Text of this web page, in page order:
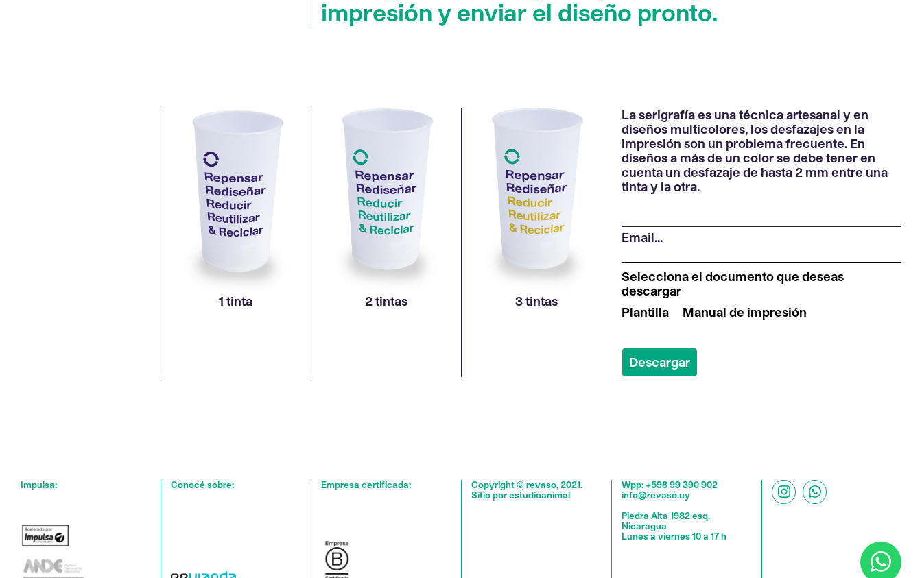
impresión y enviar el diseño pronto.
1 tinta 2 tintas 3 tintas
La serigrafía es una técnica artesanal y en
diseños multicolores, los desfazajes en la
impresión son un problema frecuente. En
diseños a más de un color se debe tener en
cuenta un desfazaje de hasta 2 mm entre una
tinta y la otra.
Selecciona el documento que deseas
descargar
Plantilla
Manual de impresión
Impulsa: Conocé sobre: Empresa certificada:
Copyright © revaso, 2021.
Sitio por estudioanimal
Wpp: +598 99 390 902
info@revaso.uy
Piedra Alta 1982 esq.
Nicaragua
Lunes a viernes 10 a 17 h